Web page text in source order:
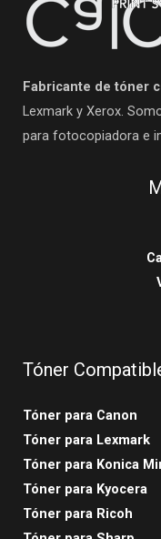
Fabricante de tóner
Lexmark y Xerox.
para fotocopiadora e
Tóner
Tóner para Canon
Tóner para Lexmark
Tóner para Konica
Tóner para Kyocera
Tóner para Ricoh